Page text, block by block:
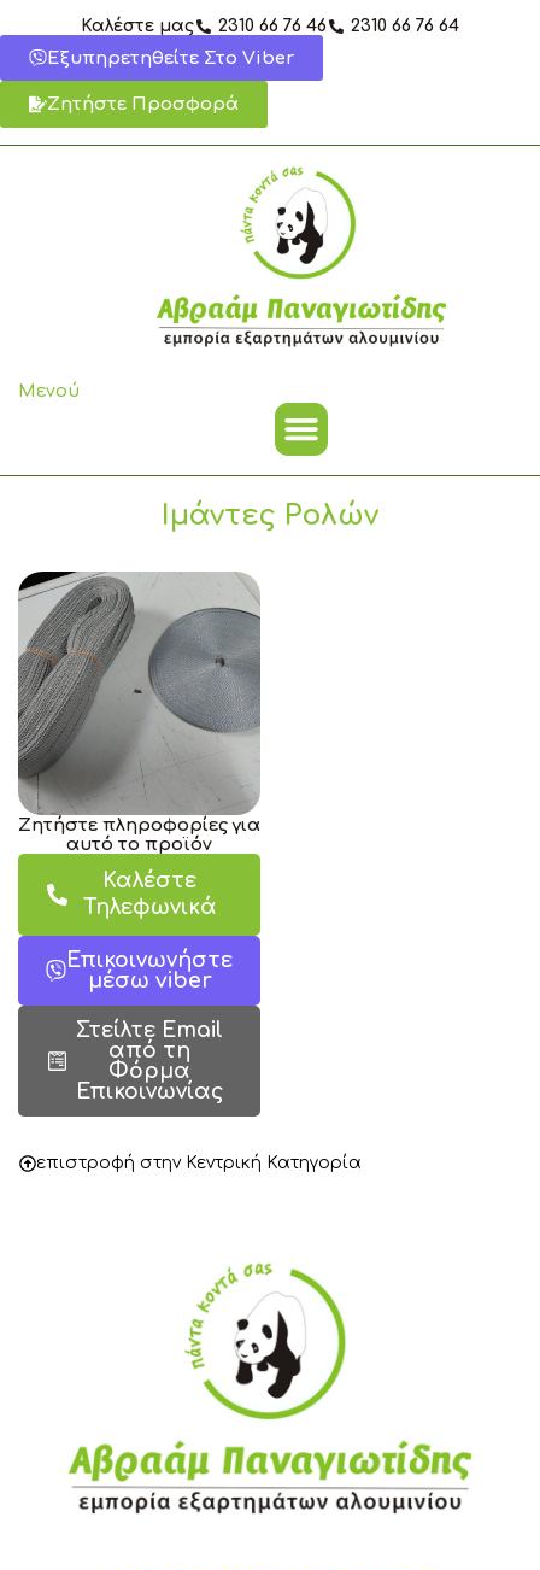
στο
περιεχόμενο
Καλέστε μας 2310 66 76 46 2310 66 76 64
Εξυπηρετηθείτε Στο Viber
Ζητήστε Προσφορά
Μενού
Ιμάντες Ρολών
Ζητήστε πληροφορίες για
αυτό το προϊόν
Καλέστε
Τηλεφωνικά
Επικοινωνήστε
μέσω viber
Στείλτε Email
από τη
Φόρμα
Επικοινωνίας
επιστροφή στην Κεντρική Κατηγορία